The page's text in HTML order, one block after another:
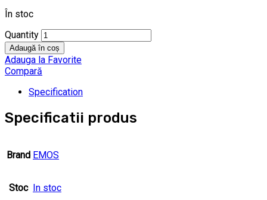
În stoc
Quantity
Adaugă în coș
Adauga la Favorite
Compară
Specification
Specificatii produs
Brand EMOS
Stoc In stoc